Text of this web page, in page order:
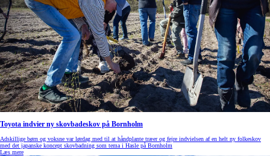
Toyota indvier ny skovbadeskov på Bornholm
Adskillige børn og voksne var lørdag med til at håndplante træer og fejre indvielsen af en helt ny folkeskov
med det japanske koncept skovbadning som tema i Hasle på Bornholm
Læs mere